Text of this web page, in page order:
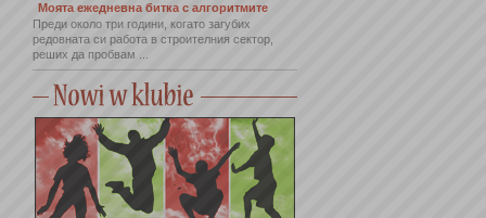
Моята ежедневна битка с алгоритмите
Преди около три години, когато загубих
редовната си работа в строителния сектор,
реших да пробвам ...